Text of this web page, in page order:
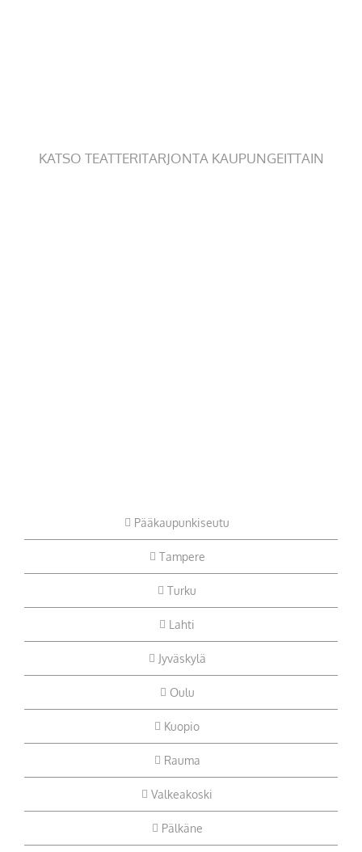
KATSO TEATTERITARJONTA KAUPUNGEITTAIN
Pääkaupunkiseutu
Tampere
Turku
Lahti
Jyväskylä
Oulu
Kuopio
Rauma
Valkeakoski
Pälkäne